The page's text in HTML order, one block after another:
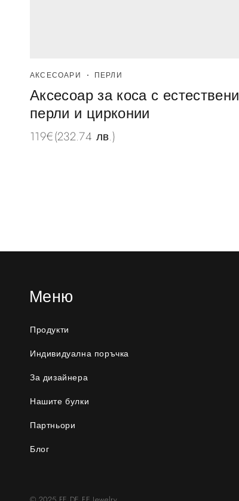
АКСЕСОАРИ ПЕРЛИ
Аксесоар за коса с естествени
перли и цирконии
119€(232.74 лв.)
Меню
Продукти
Индивидуална поръчка
За дизайнера
Нашите булки
Партньори
Блог